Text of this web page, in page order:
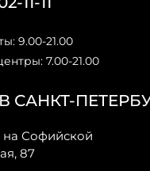
САНКТ-
на Софийской
87
9.00-21.00
7.00-21.00